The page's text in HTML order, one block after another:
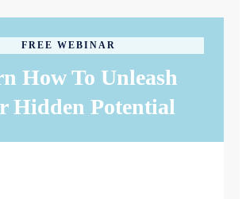
FREE WEBINAR
How To Unleash
Hidden Potential